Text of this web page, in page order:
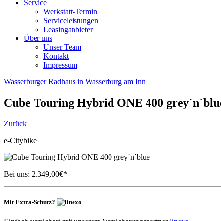
Service
Werkstatt-Termin
Serviceleistungen
Leasinganbieter
Über uns
Unser Team
Kontakt
Impressum
Wasserburger Radhaus in Wasserburg am Inn
Cube Touring Hybrid ONE 400
Zurück
e-Citybike
Bei uns: 2.349,00€*
Mit Extra-Schutz?